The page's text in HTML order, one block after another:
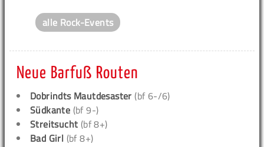
alle Rock-Events
Neue Barfuß Routen
Dobrindts Mautdesaster (bf 6-/6)
Südkante (bf 9-)
Streitsucht (bf 8+)
Bad Girl (bf 8+)